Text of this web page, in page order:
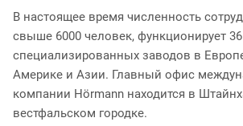
В настоящее время численность
свыше 6000 человек, функционирует 36
специализированных заводов в
Америке и Азии. Главный офис
компании Hörmann находится в
вестфальском городке.